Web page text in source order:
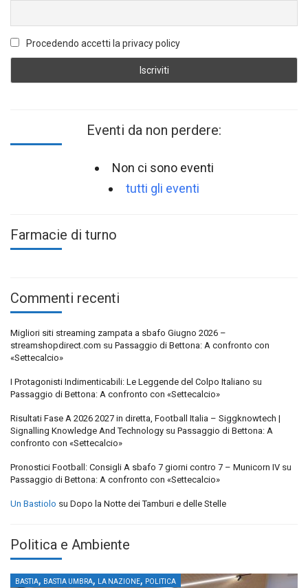
Procedendo accetti la privacy policy
Eventi da non perdere:
Non ci sono eventi
tutti gli eventi
Farmacie di turno
Commenti recenti
Migliori siti streaming zampata a sbafo Giugno 2026 –
streamshopdirect.com su Passaggio di Bettona: A confronto con
«Settecalcio»
I Protagonisti Indimenticabili: Le Leggende del Colpo Italiano su
Passaggio di Bettona: A confronto con «Settecalcio»
Risultati Fase A 2026 2027 in diretta, Football Italia – Siggknowtech |
Signalling Knowledge And Technology su Passaggio di Bettona: A
confronto con «Settecalcio»
Pronostici Football: Consigli A sbafo 7 giorni contro 7 – Municorn IV su
Passaggio di Bettona: A confronto con «Settecalcio»
Un Bastiolo su Dopo la Notte dei Tamburi e delle Stelle
Politica e Ambiente
BASTIA, BASTIA UMBRA, LA NAZIONE, POLITICA